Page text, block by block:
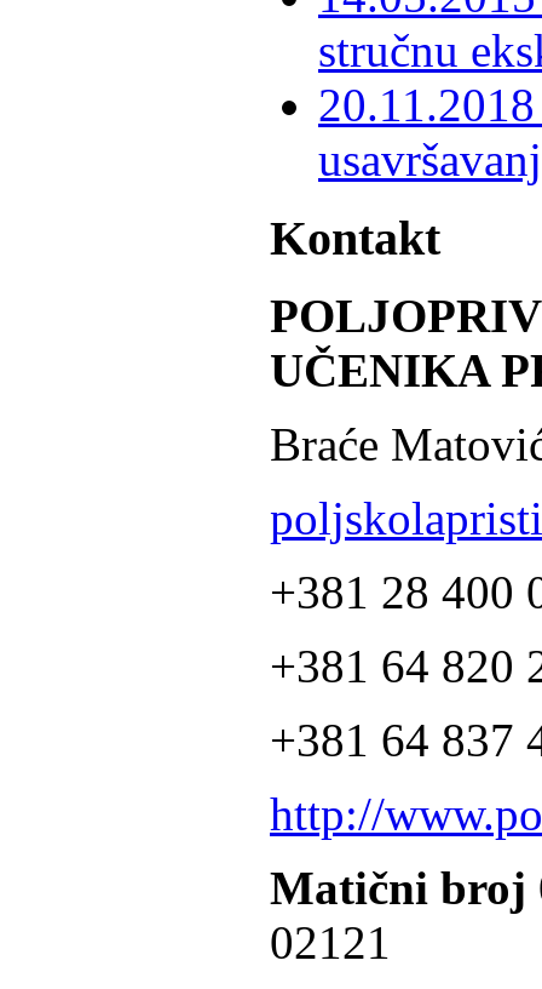
stručnu
Kontakt
UČENIKA
Braće
+381 28 400
+381 64 820
+381 64 837
http://
Matični broj
02121